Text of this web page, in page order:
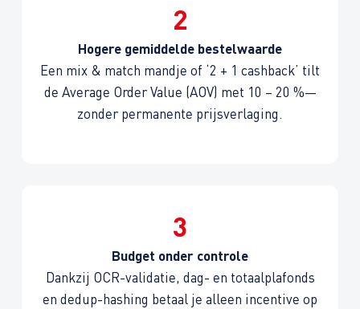
2
Hogere gemiddelde bestelwaarde
Een mix & match mandje of ‘2 + 1 cashback’ tilt
de Average Order Value (AOV) met 10 – 20 %—
zonder permanente prijsverlaging.
3
Budget onder controle
Dankzij OCR-validatie, dag- en totaalplafonds
en dedup-hashing betaal je alleen incentive op